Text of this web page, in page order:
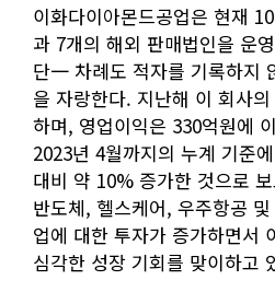
이화다이아몬드공업은 현재
과 7개의 해외 판매법인을 운
단一 차례도 적자를 기록하지
을 자랑한다. 지난해 이 회사
하며, 영업이익은 330억원에
2023년 4월까지의 누계 기준
대비 약 10% 증가한 것으로
반도체, 헬스케어, 우주항공
업에 대한 투자가 증가하면서
심각한 성장 기회를 맞이하고